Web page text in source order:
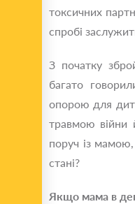
токсичних
спробі
З початку
багато
опорою для
травмою війни
поруч із
стані?
Якщо мама в